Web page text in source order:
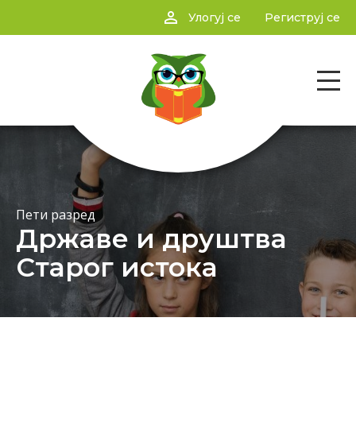
person_outline Улогуј се Региструј се
Пети разред
Државе и друштва
Старог истока